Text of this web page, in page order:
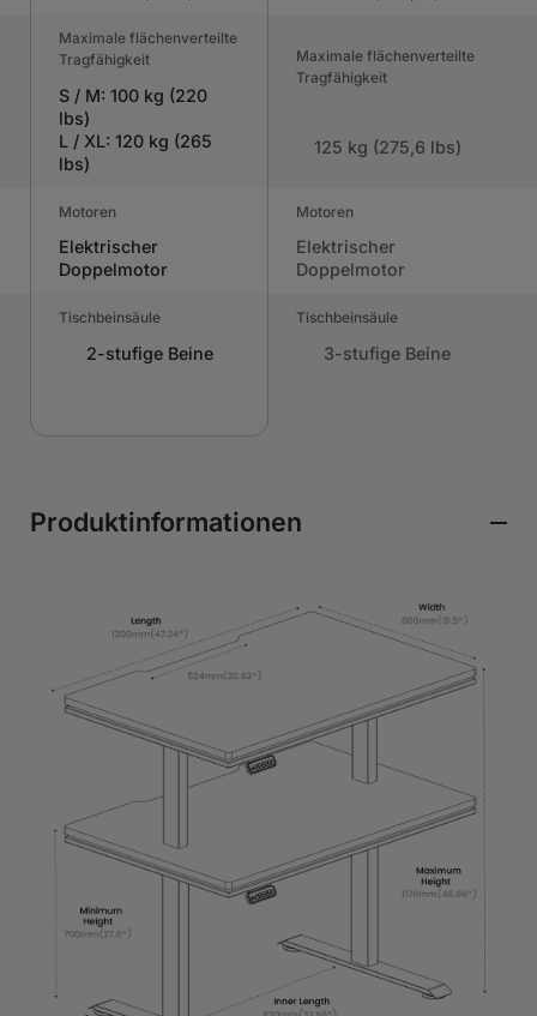
Maximale flächenverteilte
Tragfähigkeit
S / M: 100 kg (220
lbs)
L / XL: 120 kg (265
lbs)
Maximale flächenverteilte
Tragfähigkeit
125 kg (275,6 lbs)
Motoren
Elektrischer
Doppelmotor
Motoren
Elektrischer
Doppelmotor
Tischbeinsäule
2-stufige Beine
Tischbeinsäule
3-stufige Beine
Produktinformationen